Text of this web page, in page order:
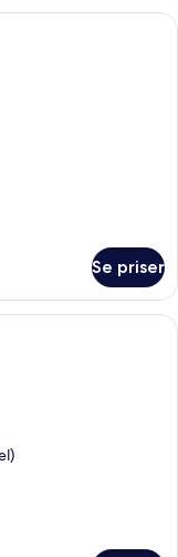
kök med vita skåp, en
Se priser
vardagsrum med en